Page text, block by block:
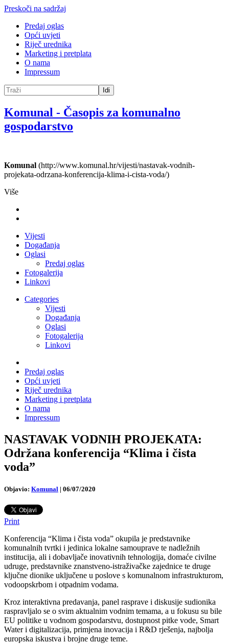
Preskoči na sadržaj
Predaj oglas
Opći uvjeti
Riječ urednika
Marketing i pretplata
O nama
Impressum
Idi
Komunal - Časopis za komunalno
gospodarstvo
Komunal (http://www.komunal.hr/vijesti/nastavak-vodnih-
projekata-odrzana-konferencija-klima-i-cista-voda/)
Više
Vijesti
Događanja
Oglasi
Predaj oglas
Fotogalerija
Linkovi
Categories
Vijesti
Događanja
Oglasi
Fotogalerija
Linkovi
Predaj oglas
Opći uvjeti
Riječ urednika
Marketing i pretplata
O nama
Impressum
NASTAVAK VODNIH PROJEKATA:
Održana konferencija “Klima i čista
voda”
Objavio: Komunal | 06/07/2020
Print
Konferencija “Klima i čista voda” okupila je predstavnike
komunalnih tvrtki i jedinica lokalne samouprave te nadležnih
institucija, ali i dobavljače inovativnih tehnologija, domaće civilne
udruge, predstavnike znanstveno-istraživačke zajednice te druge
ključne dionike uključene u poslove s komunalnom infrastrukturom,
vodoopskrbom i otpadnim vodama.
Kroz interaktivna predavanja, panel rasprave i diskusije sudionika
raspravljalo se o svim aktualnim vodnim temama, a u fokusu su bile
EU politike u vodnom gospodarstvu, dostupnost pitke vode, Smart
Water i digitalizacija, primjena inovacija i R&D rješenja, najbolja
europska iskustva i brojne druge teme.